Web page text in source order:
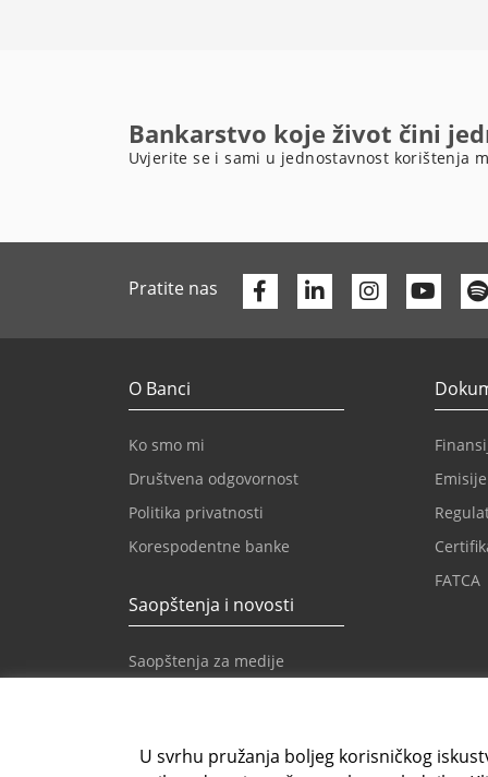
U svrhu pružanja boljeg korisničkog
Bankarstvo koje život čini
Uvjerite se i sami u jednostavnost korištenja
Pratite nas Facebook
Linkedin
O Banci
Ko smo mi
Društvena odgovornost
Politika privatnosti
Korespodentne banke
Saopštenja i novosti
Saopštenja za medije
FATCA